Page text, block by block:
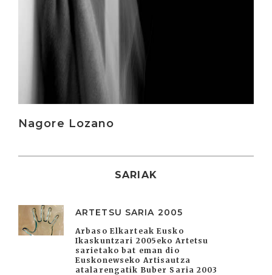
Nagore Lozano
SARIAK
ARTETSU SARIA 2005
Arbaso Elkarteak Eusko
Ikaskuntzari 2005eko Artetsu
sarietako bat eman dio
Euskonewseko Artisautza
atalarengatik Buber Saria 2003